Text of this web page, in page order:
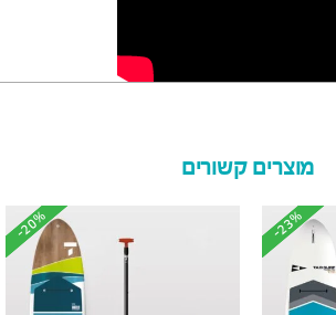
מוצרים קשורים
-23%
-23%
-20%
-20%